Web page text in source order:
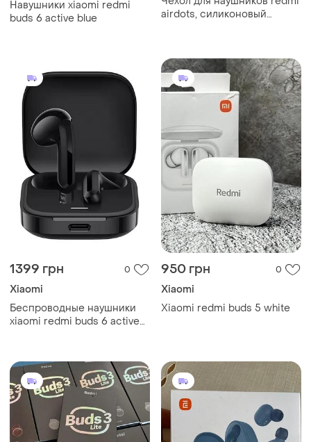
Навушники xiaomi redmi
buds 6 active blue
airdots, силиконовый
1399 грн 0
Xiaomi
Беспроводные наушники
xiaomi redmi buds 6 active
950 грн 0
Xiaomi
Xiaomi redmi buds 5 white